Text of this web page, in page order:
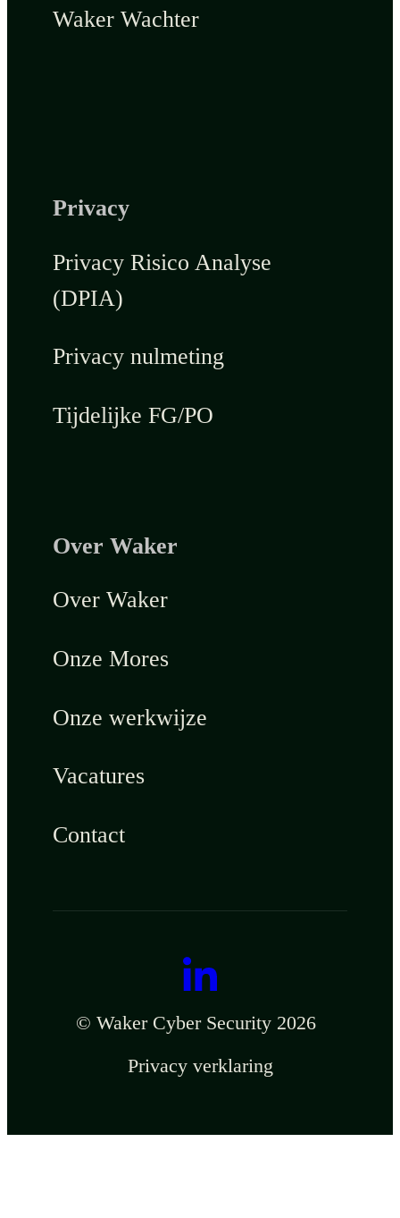
Waker Wachter
Privacy
Privacy Risico Analyse
(DPIA)
Privacy nulmeting
Tijdelijke FG/PO
Over Waker
Over Waker
Onze Mores
Onze werkwijze
Vacatures
Contact
© Waker Cyber Security 2026
Privacy verklaring